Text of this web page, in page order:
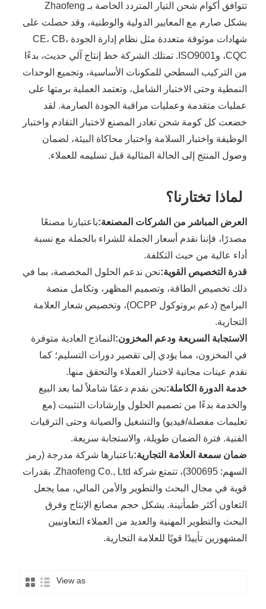
تتوافق أكوام شحن التيار المتردد الخاصة بـ Zhaofeng
بشكل صارم مع المعايير الدولية والوطنية، وقد حصلت على
شهادات موثوقة متعددة مثل نظام إدارة الجودة CE، CB،
CQC، وISO9001. تمتلك الشركة خط إنتاج آلي حديث، بدءًا
من التركيب السطحي للمكونات الأساسية، وتجميع الوحدات
النمطية وحتى الاختبار الشامل، وتعتمد العملية برمتها على
عمليات متقدمة وعمليات مراقبة الجودة الصارمة. لقد
خضعت كل كومة شحن تغادر المصنع لاختبار التقادم واختبار
الوظيفة واختبار السلامة واختبار محاكاة البيئة، لضمان
وصول المنتج إلى الحالة المثالية قبل تسليمه للعملاء.
لماذا تختارنا؟
العرض المباشر من الشركات المصنعة:باعتبارنا مصنعًا
مصدرًا، فإننا نقدم أسعار الجملة للشراء بالجملة مع نسبة
أداء عالية من حيث التكلفة.
قدرة التخصيص القوية:نحن ندعم الحلول المخصصة، بما في
ذلك تخصيص الطاقة، وتصميم المظهر، وتكامل منصة
البرامج (دعم بروتوكول OCPP)، وتخصيص شعار العلامة
التجارية.
الاستجابة السريعة ودعم المخزون: النماذج العادية متوفرة
في المخزون، مما يؤدي إلى تقصير دورات التسليم؛ كما
نقدم عينات مجانية لاختبار العملاء والتحقق منها.
خدمة الدورة الكاملة:نحن نقدم دعمًا شاملاً لما بعد البيع
والخدمة بدءًا من تصميم الحلول وإرشادات التثبيت (مع
تعليمات مفصلة/فيديو) والتشغيل والصيانة وحتى الترقيات
الفنية. فترة الضمان طويلة، والاستجابة سريعة.
ضمان سمعة العلامة التجارية:باعتبارها شركة مدرجة (رمز
السهم: 300695)، تتمتع شركة Zhaofeng Co., Ltd. بقدرات
قوية في مجال البحث والتطوير والأمن المالي، مما يجعل
التعاون أكثر طمأنينة. يشكل حجم مصانع الإنتاج وفرق
البحث والتطوير المهنية والعديد من العملاء التعاونيين
المشهورين تأييدًا قويًا للعلامة التجارية.
View as